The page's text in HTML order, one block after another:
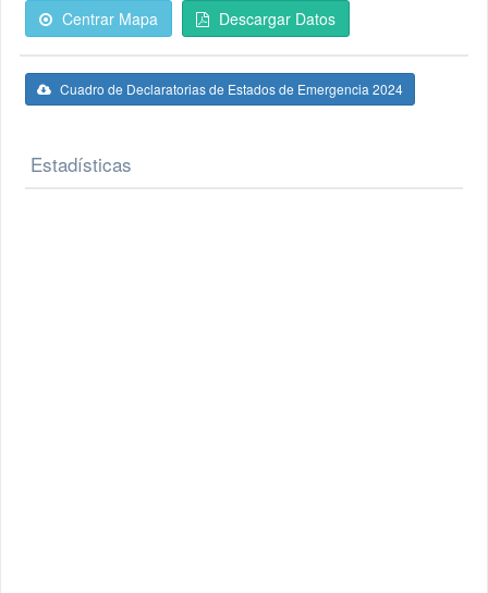
Centrar Mapa Descargar Datos
Cuadro de Declaratorias de Estados de Emergencia 2024
Estadísticas